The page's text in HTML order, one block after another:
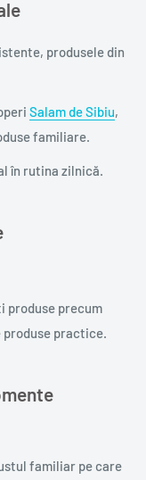
produsele din
Salam de Sibiu,
familiare.
în rutina zilnică.
produse precum
practice.
familiar pe care